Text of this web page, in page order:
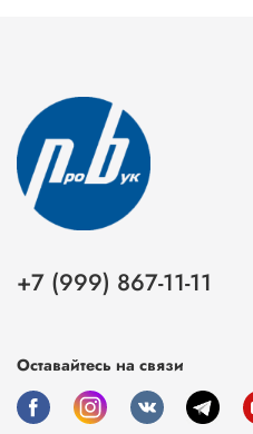
+7 (999) 867-11-11
Оставайтесь на связи